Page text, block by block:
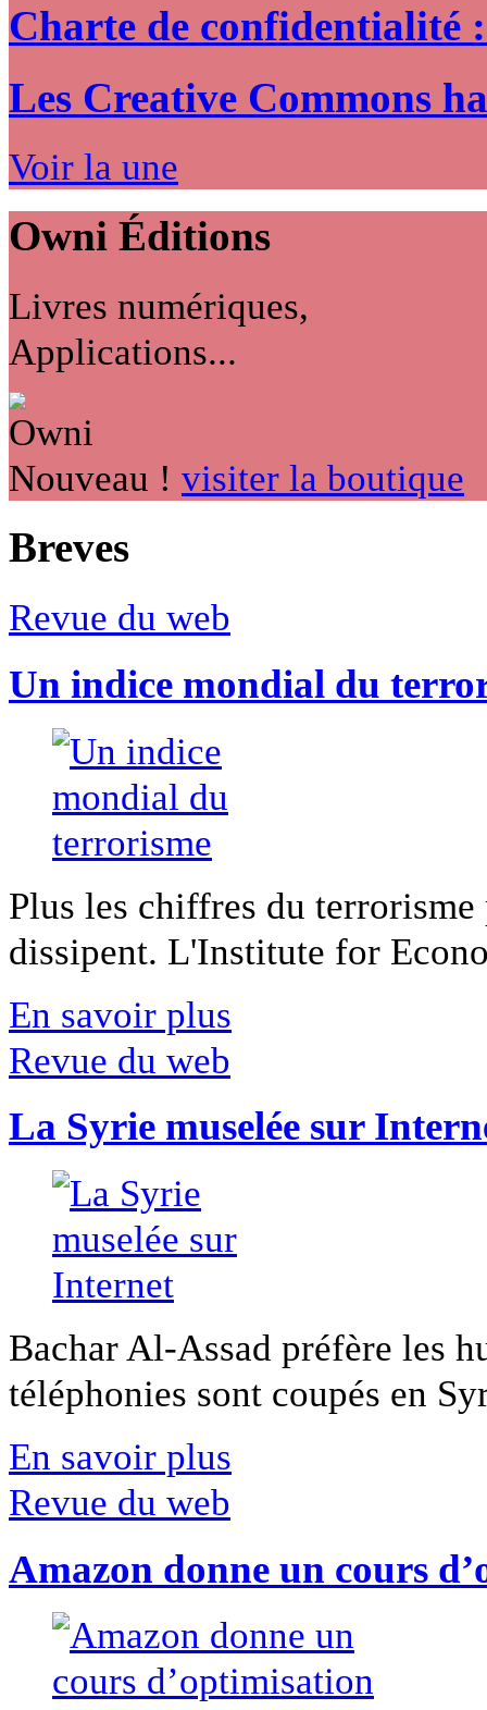
Charte de confidentialité
Les Creative Commons
Voir la une
Owni Éditions
Livres numériques,
Applications...
Nouveau ! visiter la boutique
Breves
Revue du web
Un indice mondial du
Plus les chiffres du
dissipent. L'Institute for
En savoir plus
Revue du web
La Syrie muselée sur
Bachar Al-Assad préfère les
téléphonies sont coupés en
En savoir plus
Revue du web
Amazon donne un cours